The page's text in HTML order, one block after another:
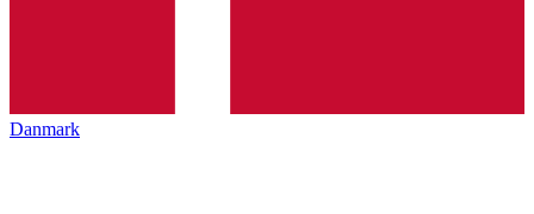
Danmark